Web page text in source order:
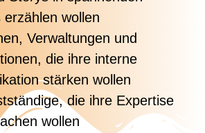
erzählen wollen
Verwaltungen und
die ihre interne
stärken wollen
die ihre Expertise
wollen